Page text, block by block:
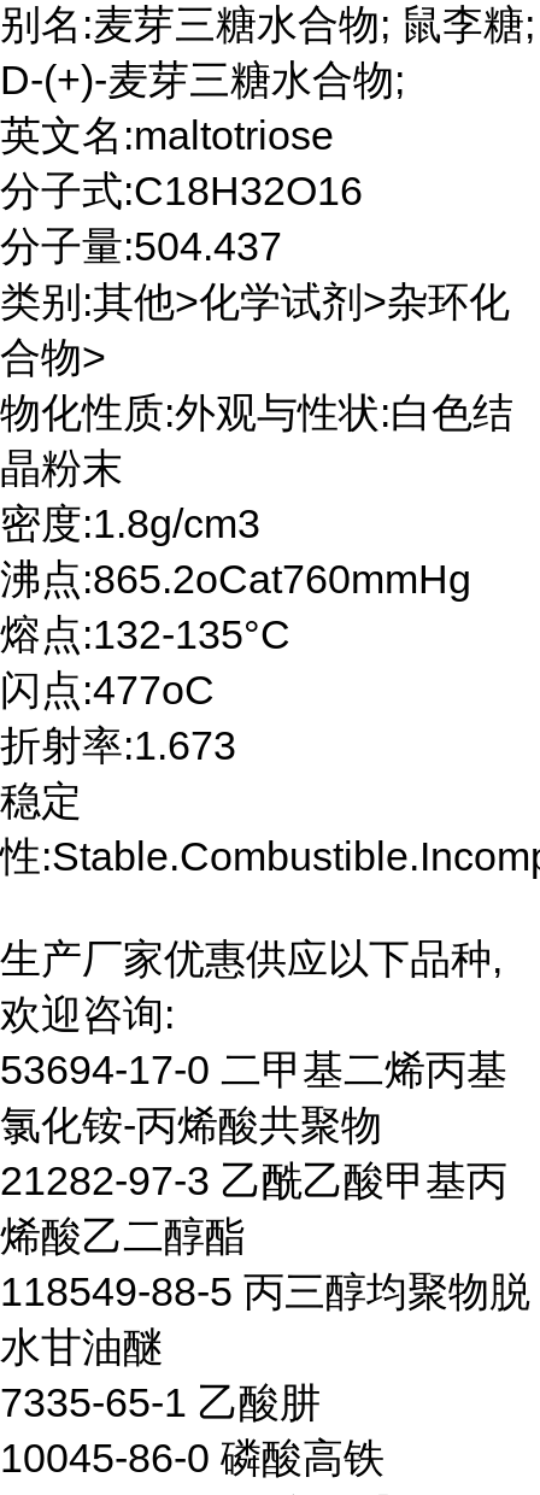
别名:麦芽三糖水合物; 鼠李糖;
D-(+)-麦芽三糖水合物;
英文名:maltotriose
分子式:C18H32O16
分子量:504.437
类别:其他>化学试剂>杂环化
合物>
物化性质:外观与性状:白色结
晶粉末
密度:1.8g/cm3
沸点:865.2oCat760mmHg
熔点:132-135°C
闪点:477oC
折射率:1.673
稳定
性
生产厂家优惠供应以下品种,
欢迎咨询:
53694-17-0 二甲基二烯丙基
氯化铵-丙烯酸共聚物
21282-97-3 乙酰乙酸甲基丙
烯酸乙二醇酯
118549-88-5 丙三醇均聚物脱
水甘油醚
7335-65-1 乙酸肼
10045-86-0 磷酸高铁